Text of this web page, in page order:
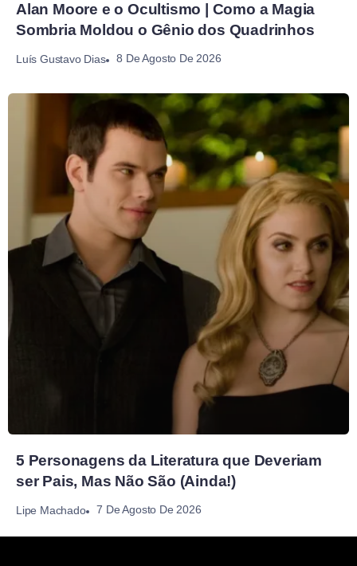
Alan Moore e o Ocultismo | Como a Magia
Sombria Moldou o Gênio dos Quadrinhos
Luís Gustavo Dias 8 De Agosto De 2026
5 Personagens da Literatura que Deveriam
ser Pais, Mas Não São (Ainda!)
Lipe Machado 7 De Agosto De 2026